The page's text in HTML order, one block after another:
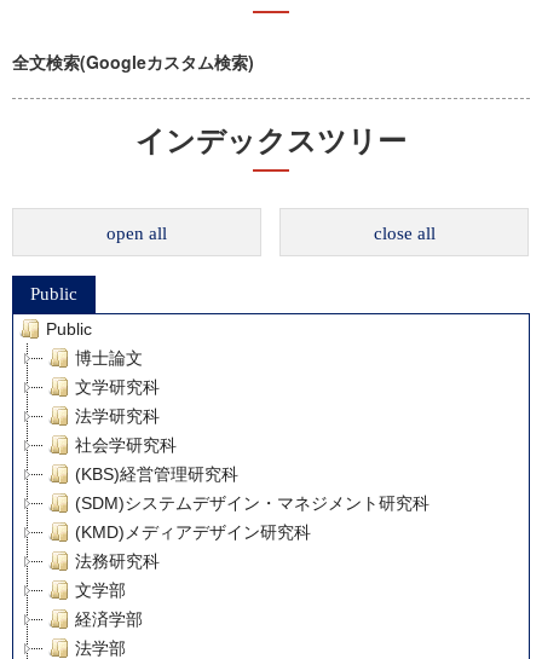
全文検索(Googleカスタム検索)
インデックスツリー
open all close all
Public
Public
博士論文
文学研究科
法学研究科
社会学研究科
(KBS)経営管理研究科
(SDM)システムデザイン・マネジメント研究科
(KMD)メディアデザイン研究科
法務研究科
文学部
経済学部
法学部